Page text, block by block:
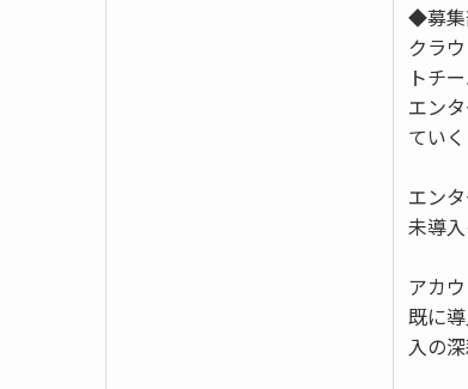
◆募集
クラ
トチ
エン
てい
エン
未導
アカ
既に
入の